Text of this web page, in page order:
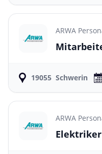
ARWA
19055 Schwerin
ARWA
Elektriker